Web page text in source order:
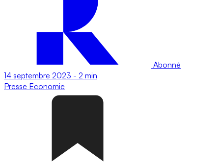
Abonné
14 septembre 2023 - 2 min
Presse Economie